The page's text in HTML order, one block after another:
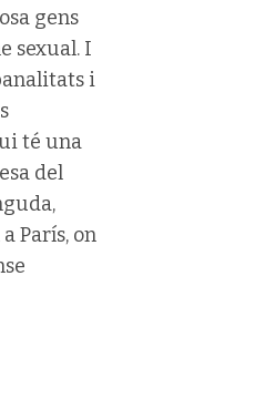
gens
sexual. I
i
té una
del
París, on